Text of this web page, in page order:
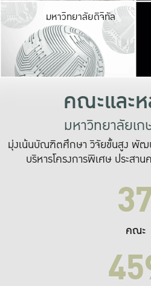
มหาวิทยาลัยดิจิทัล
คณะและ
มหาวิทยาลัยเ
มุ่งเน้นบัณฑิตศึกษา วิจัยขั้นสูง พัฒ
บริหารโครงการพิเศษ ประสา
คณะ